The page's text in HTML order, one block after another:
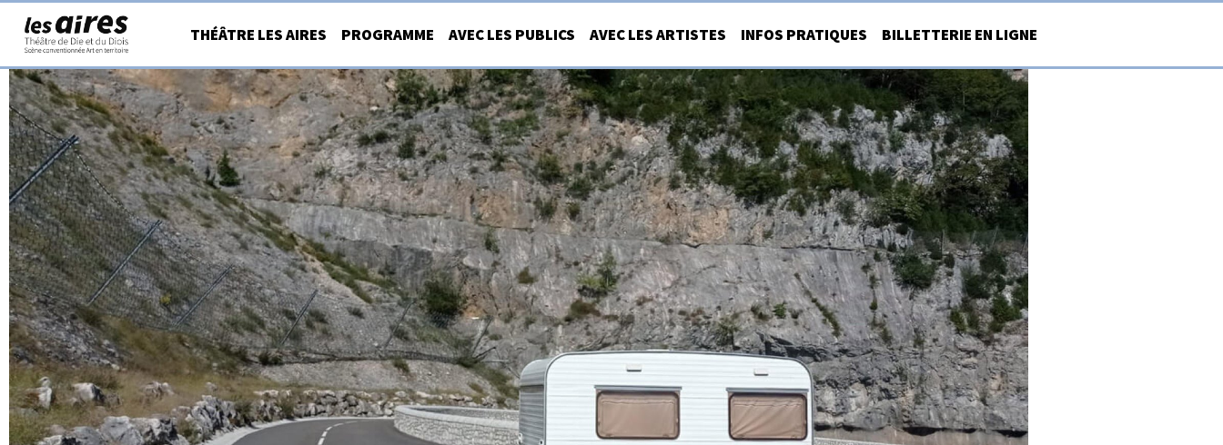
contenu
THÉÂTRE LES AIRES PROGRAMME AVEC LES PUBLICS AVEC LES ARTISTES INFOS PRATIQUES BILLETTERIE EN LIGNE